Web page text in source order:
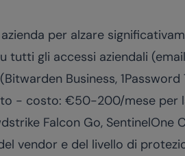
per alzare
tutti gli accessi aziendali
(Bitwarden Business,
- costo: €50-200/mese per
Falcon Go,
vendor e del livello di